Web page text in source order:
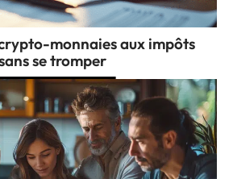
monnaies aux impôts
se tromper